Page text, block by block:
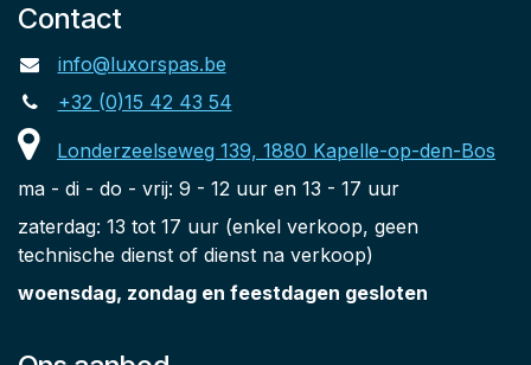
Contact
info@luxorspas.be
+32 (0)15 42 43 54
Londerzeelseweg 139, 1880 Kapelle-op-den-Bos
ma - di - do - vrij: 9 - 12 uur en 13 - 17 uur
zaterdag: 13 tot 17 uur (enkel verkoop, geen
technische dienst of dienst na verkoop)
woensdag, zondag en feestdagen gesloten